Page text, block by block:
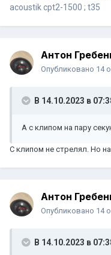
acoustik cpt2-1500 ; t35
Антон
Опубликовано 14
В 14.10.2023 в
А с клипом на пару
С клипом не стрелял. Но
Антон
Опубликовано 14
В 14.10.2023 в